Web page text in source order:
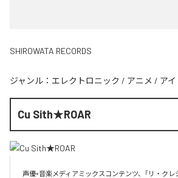
SHIROWATA RECORDS
ジャンル： エレクトロニック / アニメ / ア
Cu Sith★ROAR
声優×音楽メディアミックスコンテンツ、「リ・クレ